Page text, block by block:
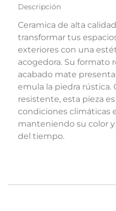
Descripción
Ceramica de alta
transformar tus
exteriores con una
acogedora. Su formato
acabado mate
emula la piedra rústica.
resistente, esta pieza
condiciones climáticas
manteniendo su color
del tiempo.